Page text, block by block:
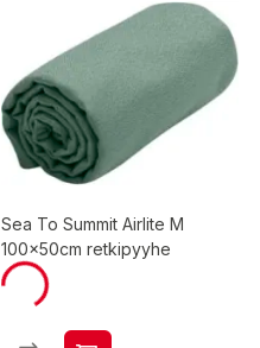
Sea To Summit Airlite M
100x50cm retkipyyhe